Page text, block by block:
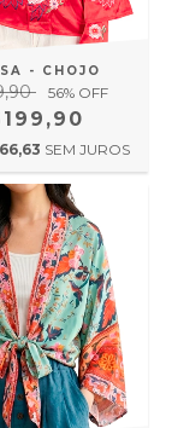
- CHOJO
56% OFF
SEM JUROS